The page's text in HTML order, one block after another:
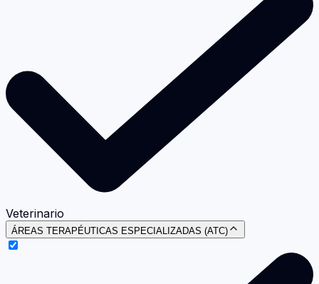
Veterinario
ÁREAS TERAPÉUTICAS ESPECIALIZADAS (ATC)